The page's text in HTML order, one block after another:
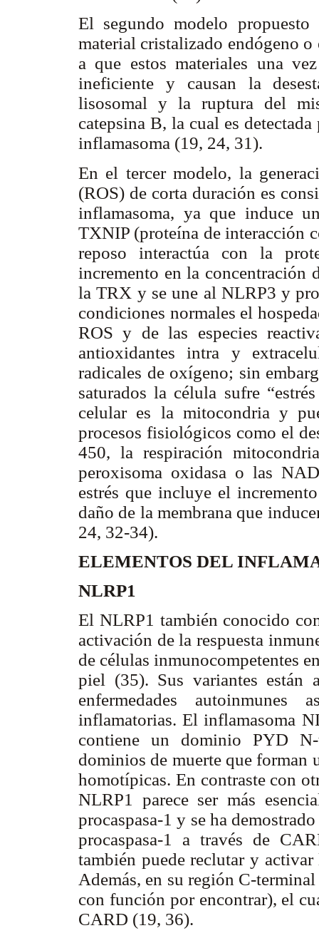
El segundo modelo
material cristalizado endógeno
a que estos materiales una
ineficiente y causan la
lisosomal y la ruptura del
catepsina B, la cual es
inflamasoma (19, 24, 31).
En el tercer modelo, la
(ROS) de corta duración es
inflamasoma, ya que induce
TXNIP (proteína de interacción
reposo interactúa con la
incremento en la concentración
la TRX y se une al NLRP3 y
condiciones normales el
ROS y de las especies
antioxidantes intra y
radicales de oxígeno; sin
saturados la célula sufre
celular es la mitocondria y
procesos fisiológicos como el
450, la respiración
peroxisoma oxidasa o las
estrés que incluye el
daño de la membrana que
24, 32-34).
ELEMENTOS DEL
NLRP1
El NLRP1 también conocido
activación de la respuesta
de células inmunocompetentes
piel (35). Sus variantes están
enfermedades
inflamatorias. El inflamasoma
contiene un dominio PYD
dominios de muerte que forman
homotípicas. En contraste con
NLRP1 parece ser más
procaspasa-1 y se ha
procaspasa-1 a través de
también puede reclutar y
Además, en su región C-
con función por encontrar), el
CARD (19, 36).